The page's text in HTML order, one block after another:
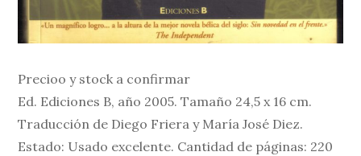
Precioo y stock a confirmar
Ed. Ediciones B, año 2005. Tamaño 24,5 x 16 cm.
Traducción de Diego Friera y María José Diez.
Estado: Usado excelente. Cantidad de páginas: 220